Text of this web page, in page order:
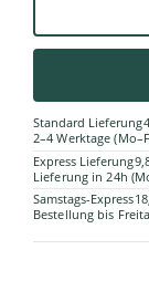
Standard Lieferung
2–4 Werktage
Express Lieferung
Lieferung in 24h
Samstags-Express
Bestellung bis